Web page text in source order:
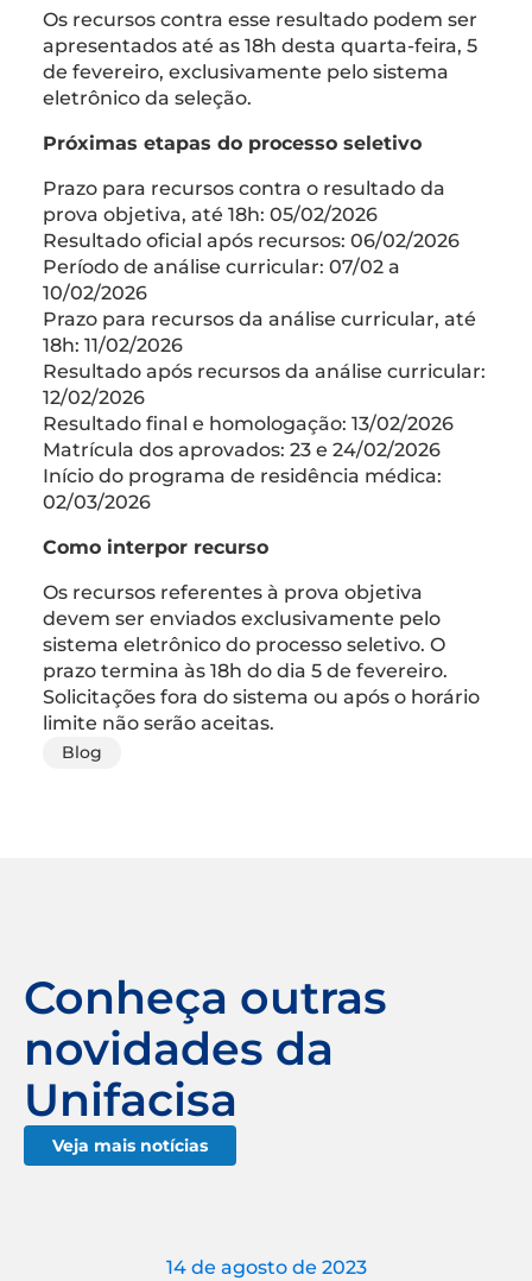
Os recursos contra esse resultado podem ser
apresentados até as 18h desta quarta-feira, 5
de fevereiro, exclusivamente pelo sistema
eletrônico da seleção.
Próximas etapas do processo seletivo
Prazo para recursos contra o resultado da
prova objetiva, até 18h: 05/02/2026
Resultado oficial após recursos: 06/02/2026
Período de análise curricular: 07/02 a
10/02/2026
Prazo para recursos da análise curricular, até
18h: 11/02/2026
Resultado após recursos da análise curricular:
12/02/2026
Resultado final e homologação: 13/02/2026
Matrícula dos aprovados: 23 e 24/02/2026
Início do programa de residência médica:
02/03/2026
Como interpor recurso
Os recursos referentes à prova objetiva
devem ser enviados exclusivamente pelo
sistema eletrônico do processo seletivo. O
prazo termina às 18h do dia 5 de fevereiro.
Solicitações fora do sistema ou após o horário
limite não serão aceitas.
Blog
Conheça outras
novidades da
Unifacisa
Veja mais notícias
14 de agosto de 2023